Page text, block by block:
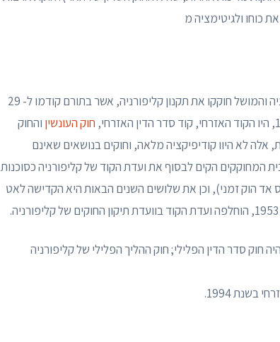
כוחו ולגיטימציה מ
בהתאם לחוקת המדינה, בית המחוקקים של מדינת קליפורניה והמושל חוקקו את תקנון קליפורניה, אשר בתורם קודמו ל- 29
חוק העונשין והחוק
לא היוו קודיפיקציה מלאה, וחוקים בנושאים שאינם
את ארבעת הקודים פשוט לא קודדו. בשנת 1929, בית המחוקקים הקים לבסוף את ועדת הקוד של קליפורניה כסוכנות
הוק זמני), וכן את שלושים השנים הבאות היא הקדישה לאט
חוק סדר הדין הפלילי; חוק ההליך הפלילי של קליפורניה
1994.